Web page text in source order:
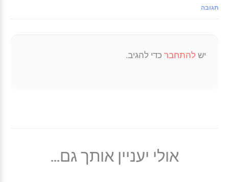
תגובה
יש להתחבר כדי להגיב.
אולי יעניין אותך גם...